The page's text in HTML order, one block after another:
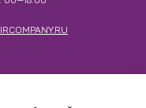
лицами в рамках